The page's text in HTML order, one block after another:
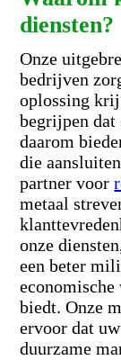
diensten?
Onze
bedrijven
oplossing
begrijpen
daarom
die
partner voor
metaal
onze
een beter
biedt. Onze
ervoor dat
duurzame